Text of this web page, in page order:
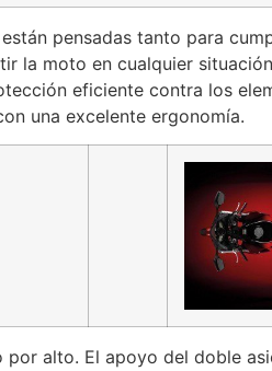
pensadas tanto para
la moto en cualquier
eficiente contra los
una excelente ergonomía.
alto. El apoyo del doble